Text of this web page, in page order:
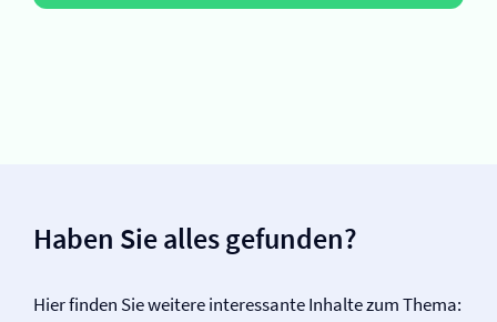
Haben Sie alles gefunden?
Hier finden Sie weitere interessante Inhalte zum Thema: